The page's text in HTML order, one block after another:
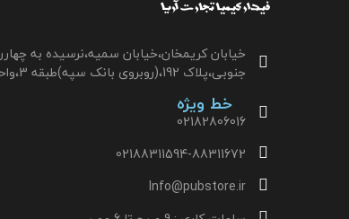
خیابان کریمخان،خیابان سمیه،نرسیده به
جنوبی،پلاک 192،(روبروی بانک سپه)طبقه 3،واحد 14
خط ویژه
02182806016
02188311594-88311672
Info@pubstore.ir